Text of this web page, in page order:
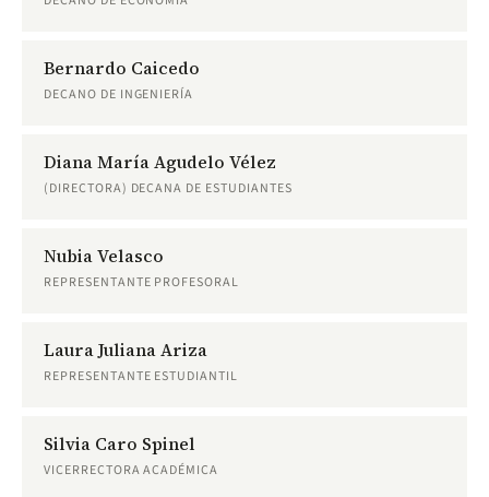
Bernardo Caicedo
DECANO DE INGENIERÍA
Diana María Agudelo Vélez
(DIRECTORA) DECANA DE ESTUDIANTES
Nubia Velasco
REPRESENTANTE PROFESORAL
Laura Juliana Ariza
REPRESENTANTE ESTUDIANTIL
Silvia Caro Spinel
VICERRECTORA ACADÉMICA